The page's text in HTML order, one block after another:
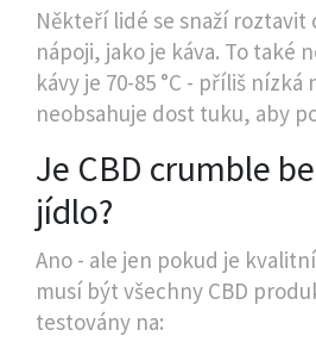
Někteří lidé se snaží
nápoji, jako je káva. To také
kávy je 70-85 °C - příliš nízká
neobsahuje dost tuku, aby
Je CBD crumble
jídlo?
Ano - ale jen pokud je
musí být všechny CBD
testovány na: